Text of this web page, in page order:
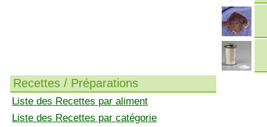
Recettes / Préparations
Liste des Recettes par aliment
Liste des Recettes par catégorie